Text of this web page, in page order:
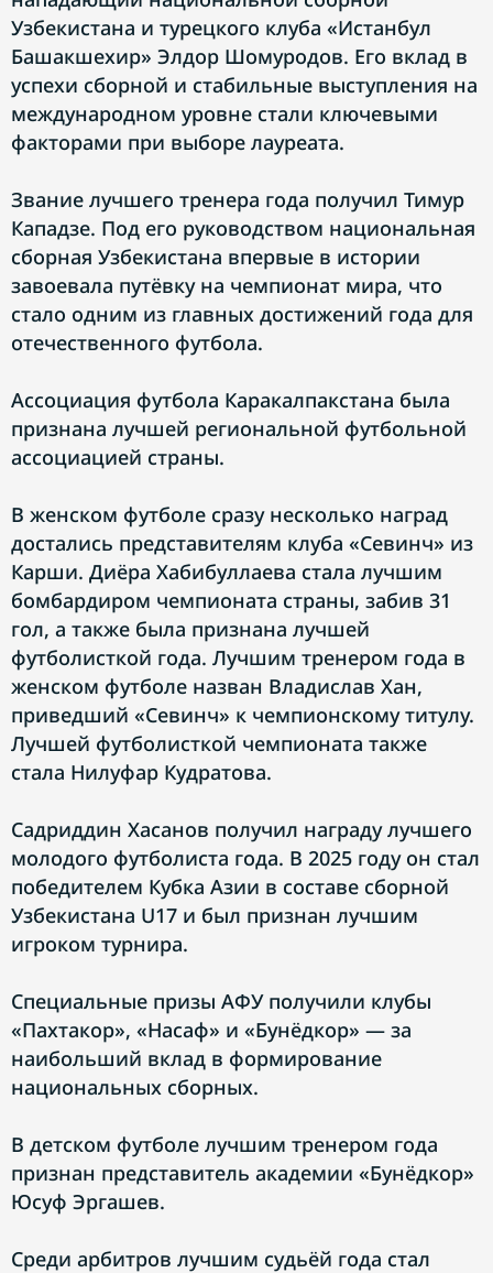
Узбекистана и турецкого клуба «Истанбул
Башакшехир» Элдор Шомуродов. Его вклад в
успехи сборной и стабильные выступления на
международном уровне стали ключевыми
факторами при выборе лауреата.
Звание лучшего тренера года получил Тимур
Кападзе. Под его руководством национальная
сборная Узбекистана впервые в истории
завоевала путёвку на чемпионат мира, что
стало одним из главных достижений года для
отечественного футбола.
Ассоциация футбола Каракалпакстана была
признана лучшей региональной футбольной
ассоциацией страны.
В женском футболе сразу несколько наград
достались представителям клуба «Севинч» из
Карши. Диёра Хабибуллаева стала лучшим
бомбардиром чемпионата страны, забив 31
гол, а также была признана лучшей
футболисткой года. Лучшим тренером года в
женском футболе назван Владислав Хан,
приведший «Севинч» к чемпионскому титулу.
Лучшей футболисткой чемпионата также
стала Нилуфар Кудратова.
Садриддин Хасанов получил награду лучшего
молодого футболиста года. В 2025 году он стал
победителем Кубка Азии в составе сборной
Узбекистана U17 и был признан лучшим
игроком турнира.
Специальные призы АФУ получили клубы
«Пахтакор», «Насаф» и «Бунёдкор» — за
наибольший вклад в формирование
национальных сборных.
В детском футболе лучшим тренером года
признан представитель академии «Бунёдкор»
Юсуф Эргашев.
Среди арбитров лучшим судьёй года стал